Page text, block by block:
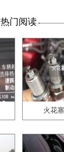
热门阅读
火花